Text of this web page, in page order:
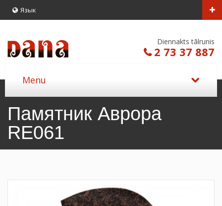
Язык
Diennakts tālrunis
2 73 37 887
Памятник Аврора
RE061